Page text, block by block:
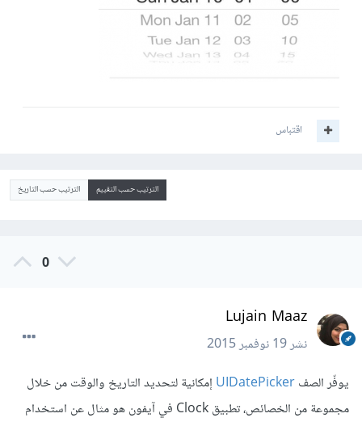
اقتباس
الترتيب حسب التقييم الترتيب حسب التاريخ
0
Lujain Maaz
نشر19 نوفمبر 2015
يوفّر الصفUIDatePickerإمكانية لتحديد التاريخ والوقت من خلال
مجموعة من الخصائص، تطبيق Clock في آيفون هو مثال عن استخدام